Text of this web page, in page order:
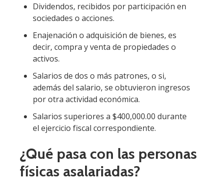
Dividendos, recibidos por participación en
sociedades o acciones.
Enajenación o adquisición de bienes, es
decir, compra y venta de propiedades o
activos.
Salarios de dos o más patrones, o si,
además del salario, se obtuvieron ingresos
por otra actividad económica.
Salarios superiores a $400,000.00 durante
el ejercicio fiscal correspondiente.
¿Qué pasa con las personas
físicas asalariadas?